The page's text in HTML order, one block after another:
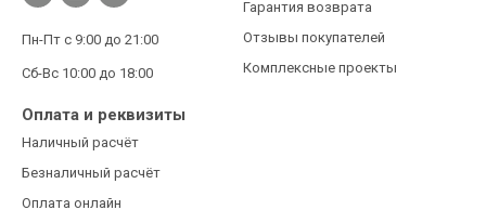
Пн-Пт с 9:00 до 21:00
Сб-Вс 10:00 до 18:00
Гарантия возврата
Отзывы покупателей
Комплексные проекты
Оплата и реквизиты
Наличный расчёт
Безналичный расчёт
Оплата онлайн